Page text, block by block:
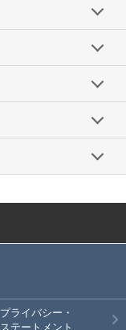
プライバシー・
ステートメント